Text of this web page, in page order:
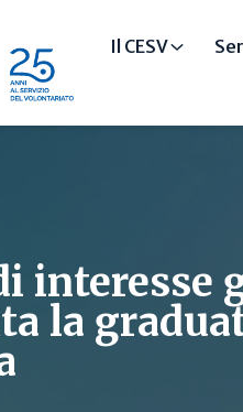
Il CESV
interesse
la